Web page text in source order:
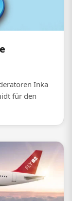
Inka
für den